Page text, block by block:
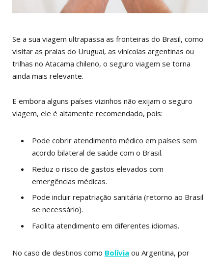
Se a sua viagem ultrapassa as fronteiras do Brasil, como
visitar as praias do Uruguai, as vinícolas argentinas ou
trilhas no Atacama chileno, o seguro viagem se torna
ainda mais relevante.
E embora alguns países vizinhos não exijam o seguro
viagem, ele é altamente recomendado, pois:
Pode cobrir atendimento médico em países sem
acordo bilateral de saúde com o Brasil.
Reduz o risco de gastos elevados com
emergências médicas.
Pode incluir repatriação sanitária (retorno ao Brasil
se necessário).
Facilita atendimento em diferentes idiomas.
No caso de destinos como Bolívia ou Argentina, por